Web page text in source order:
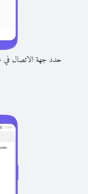
حدد جهة الاتصال في